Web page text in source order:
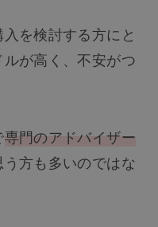
を検討する方にと
が高く、不安がつ
専門のアドバイザー
方も多いのではな